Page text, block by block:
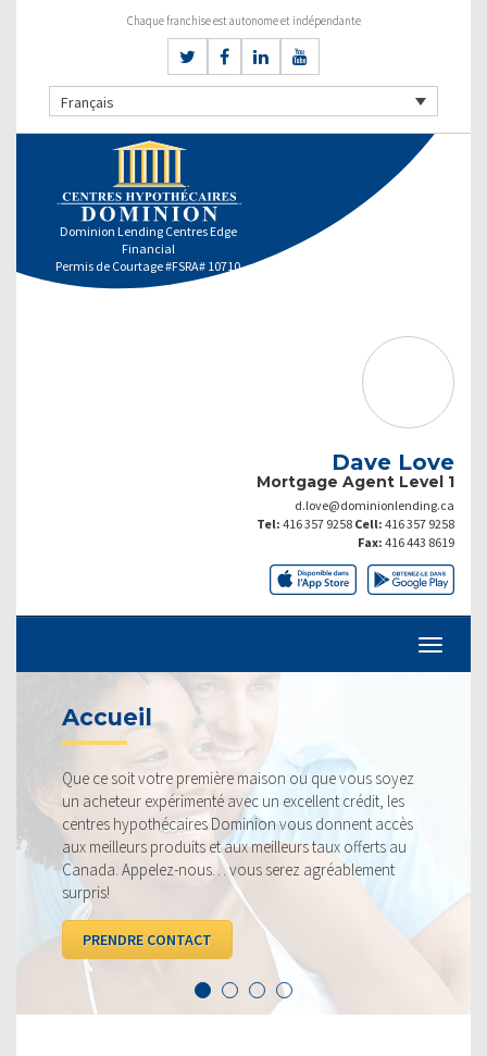
Chaque franchise est autonome et indépendante
Français
Dominion Lending Centres Edge
Financial
Permis de Courtage #FSRA# 10710
Dave Love
Mortgage Agent Level 1
d.love@dominionlending.ca
Tel: 416 357 9258 Cell: 416 357 9258
Fax: 416 443 8619
maison ou que vous soyez
avec un excellent crédit, les
Dominion vous donnent accès
et aux meilleurs taux offerts au
vous serez agréablement
Nos taux sont toujours
fiers de pouvoir vous
profitable. Jetez un
la concurrence.
VOIR LES TAUX